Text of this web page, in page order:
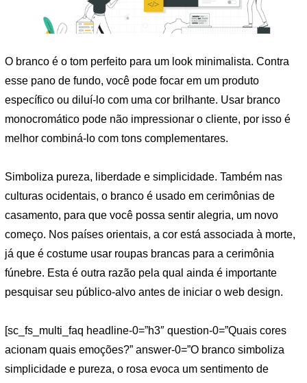
O branco é o tom perfeito para um look minimalista. Contra
esse pano de fundo, você pode focar em um produto
específico ou diluí-lo com uma cor brilhante. Usar branco
monocromático pode não impressionar o cliente, por isso é
melhor combiná-lo com tons complementares.
Simboliza pureza, liberdade e simplicidade. Também nas
culturas ocidentais, o branco é usado em cerimônias de
casamento, para que você possa sentir alegria, um novo
começo. Nos países orientais, a cor está associada à morte,
já que é costume usar roupas brancas para a cerimônia
fúnebre. Esta é outra razão pela qual ainda é importante
pesquisar seu público-alvo antes de iniciar o web design.
[sc_fs_multi_faq headline-0=”h3″ question-0=”Quais cores
acionam quais emoções?” answer-0=”O branco simboliza
simplicidade e pureza, o rosa evoca um sentimento de